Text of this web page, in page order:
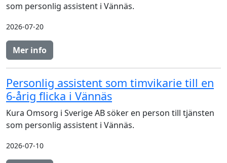
som personlig assistent i Vännäs.
2026-07-20
Mer info
Personlig assistent som timvikarie till en
6-årig flicka i Vännäs
Kura Omsorg i Sverige AB söker en person till tjänsten
som personlig assistent i Vännäs.
2026-07-10